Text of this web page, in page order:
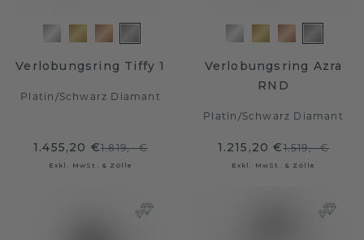
Verlobungsring Tiffy 1
Platin /Schwarz Diamant
1.455,20 €1.819,- €
Exkl. MwSt. & Zölle
Verlobungsring Azra
RND
Platin /Schwarz Diamant
1.215,20 €1.519,- €
Exkl. MwSt. & Zölle